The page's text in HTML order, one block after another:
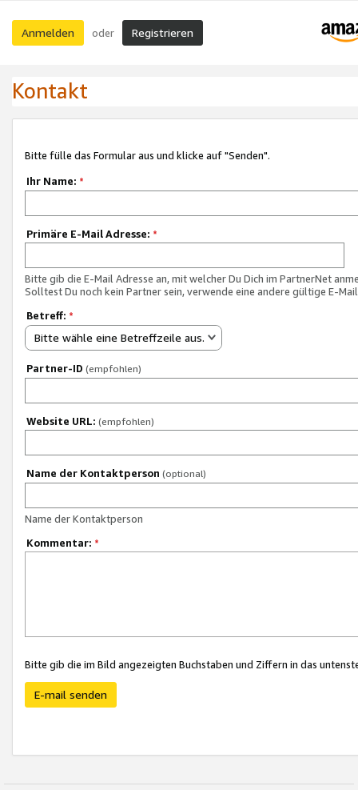
Anmelden oder Registrieren
Kontakt
Bitte fülle das Formular aus und klicke auf "Senden".
Ihr Name: *
Primäre E-Mail Adresse: *
Bitte gib die E-Mail Adresse an, mit welcher Du Dich im PartnerNet
Solltest Du noch kein Partner sein, verwende eine andere gültige E-
Betreff: *
Bitte wähle eine Betreffzeile aus.
Partner-ID (empfohlen)
Website URL: (empfohlen)
Name der Kontaktperson (optional)
Name der Kontaktperson
Kommentar: *
Bitte gib die im Bild angezeigten Buchstaben und Ziffern in das
E-mail senden